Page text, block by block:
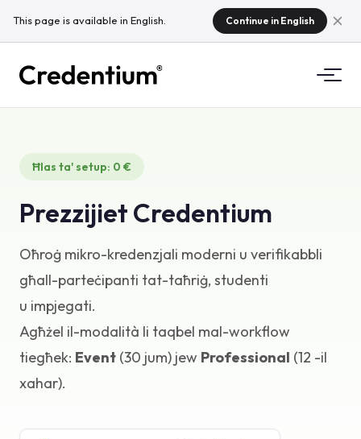
This page is available in English. Continue in English
Kif Jaħdem
Għaliex Credentium
Dwar CloudTeam
Għall-Universitajiet
Għall-Kumpaniji tat-Taħriġ
Għall-Kumpaniji tal-Avvenimenti
X'inhuma l-mikro-kredenzjali?
Regolamenti
Standards u Integrazzjonijiet
Bażi tal-Għarfien
Ħlas ta' setup: 0 €
Prezzijiet Credentium
Oħroġ mikro-kredenzjali moderni u verifikabbli
għall-parteċipanti tat-taħriġ, studenti
u impjegati.
Agħżel il-modalità li taqbel mal-workflow
tiegħek: Event (30 jum) jew Professional (12 -il
xahar).